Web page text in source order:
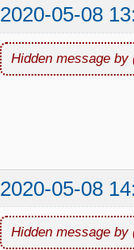
2020-05-08
Hidden message by
2020-05-08
Hidden message by